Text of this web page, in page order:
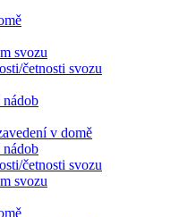
svozu
četnosti svozu
nádob
v domě
nádob
četnosti svozu
svozu